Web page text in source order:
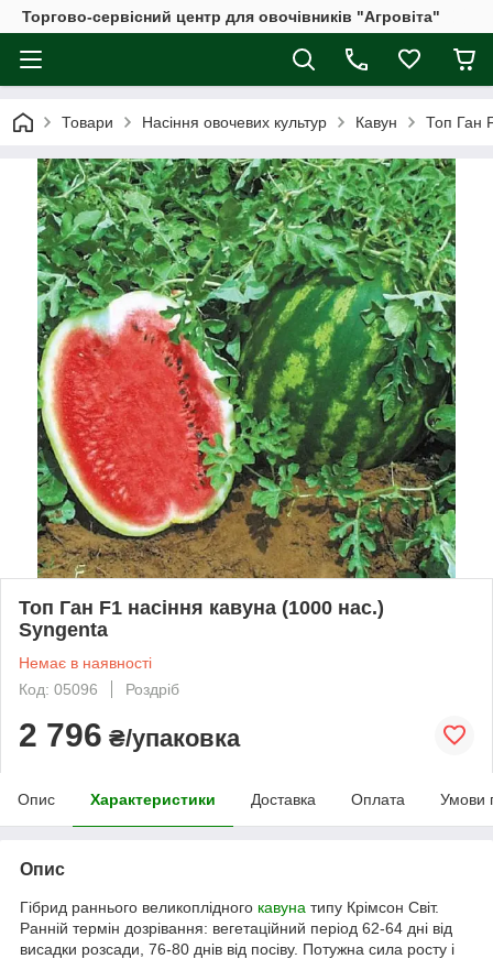
Торгово-сервісний центр для овочівників "Агровіта"
Товари Насіння овочевих культур Кавун Топ Ган
Топ Ган F1 насіння кавуна (1000 нас.)
Syngenta
Немає в наявності
Код: 05096
Роздріб
2 796 ₴/упаковка
Опис Характеристики Доставка Оплата Умови
Опис
Гібрид раннього великоплідного кавуна типу Крімсон Світ.
Ранній термін дозрівання: вегетаційний період 62-64 дні від
висадки розсади, 76-80 днів від посіву. Потужна сила росту і